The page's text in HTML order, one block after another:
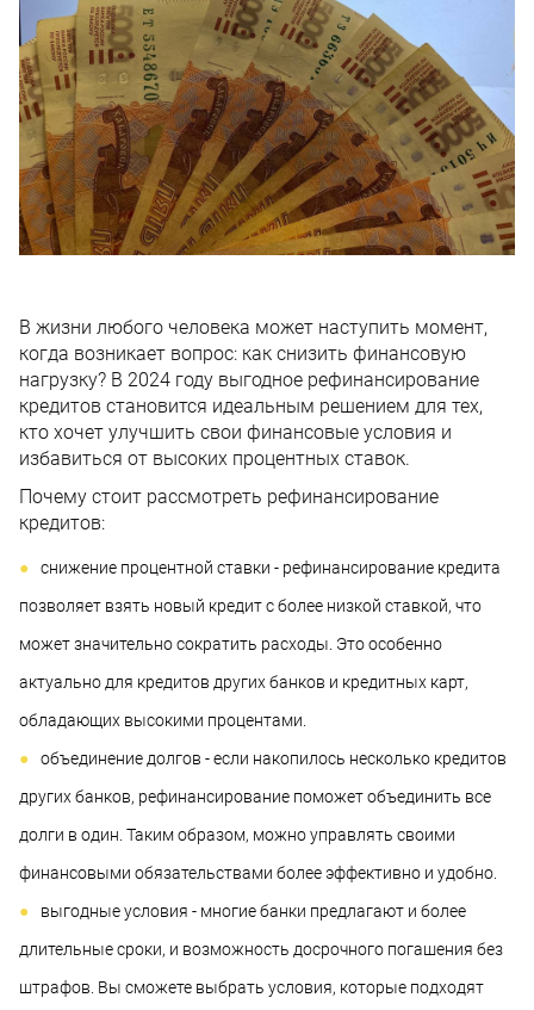
В жизни любого человека может наступить момент,
когда возникает вопрос: как снизить финансовую
нагрузку? В 2024 году выгодное рефинансирование
кредитов становится идеальным решением для тех,
кто хочет улучшить свои финансовые условия и
избавиться от высоких процентных ставок.
Почему стоит рассмотреть рефинансирование
кредитов:
снижение процентной ставки - рефинансирование кредита
позволяет взять новый кредит с более низкой ставкой, что
может значительно сократить расходы. Это особенно
актуально для кредитов других банков и кредитных карт,
обладающих высокими процентами.
объединение долгов - если накопилось несколько кредитов
других банков, рефинансирование поможет объединить все
долги в один. Таким образом, можно управлять своими
финансовыми обязательствами более эффективно и удобно.
выгодные условия - многие банки предлагают и более
длительные сроки, и возможность досрочного погашения без
штрафов. Вы сможете выбрать условия, которые подходят